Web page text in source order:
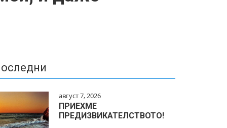
август 7, 2026
ПРИЕХМЕ
ПРЕДИЗВИКАТЕЛСТВОТО!